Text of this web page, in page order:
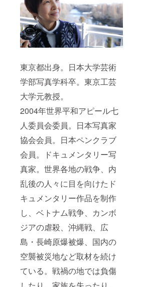
東京都出身。日本大学芸術
学部写真学科卒。東京工芸
大学元教授。
2004年世界平和アピール七
人委員会委員。日本写真家
協会会員。日本ペンクラブ
会員。ドキュメンタリー写
真家。世界各地の戦争、内
乱後の人々に目を向けたド
キュメンタリー作品を制作
し、ベトナム戦争、カンボ
ジアの虐殺、沖縄戦、広
島・長崎原爆被爆、国内の
空襲被災地など取材を続け
ている。戦禍の地では負傷